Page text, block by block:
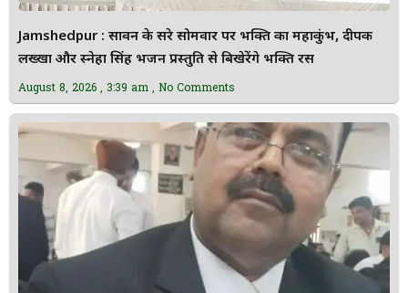
Jamshedpur : सावन के दूसरे सोमवार पर भक्ति का महाकुंभ, दीपक
लख्खा और स्नेहा सिंह भजन प्रस्तुति से बिखेरेंगे भक्ति रस
August 8, 2026 3:39 am No Comments